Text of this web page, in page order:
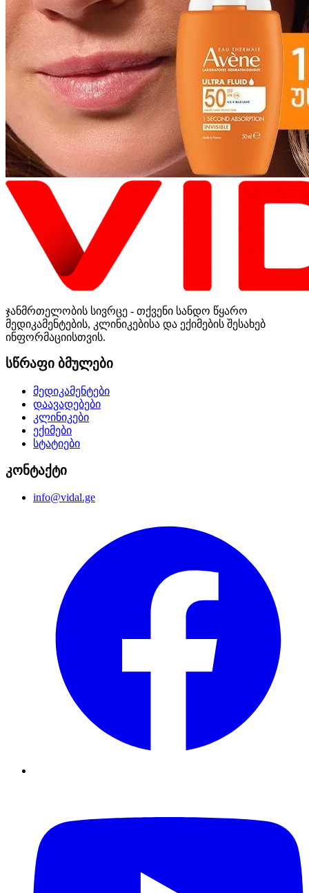
ჯანმრთელობის სივრცე - თქვენი სანდო წყარო
მედიკამენტების, კლინიკებისა და ექიმების შესახებ
ინფორმაციისთვის.
სწრაფი ბმულები
მედიკამენტები
დაავადებები
კლინიკები
ექიმები
სტატიები
კონტაქტი
info@vidal.ge